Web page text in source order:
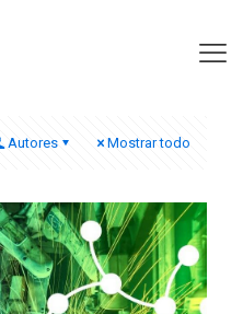
Autores Mostrar todo